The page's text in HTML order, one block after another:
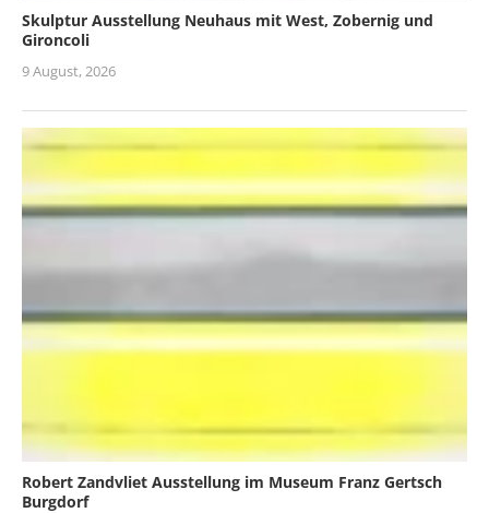
Skulptur Ausstellung Neuhaus mit West, Zobernig und
Gironcoli
9 August, 2026
Robert Zandvliet Ausstellung im Museum Franz Gertsch
Burgdorf